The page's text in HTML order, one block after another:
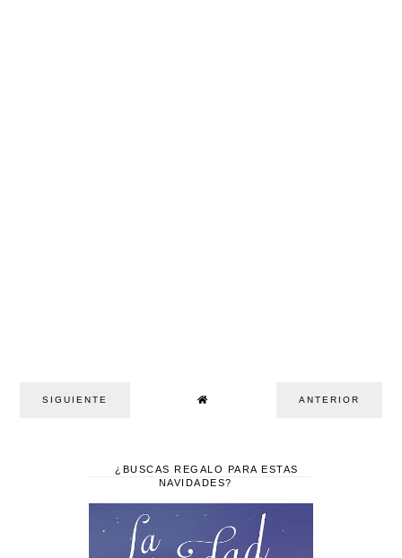
SIGUIENTE ANTERIOR
¿BUSCAS REGALO PARA ESTAS
NAVIDADES?